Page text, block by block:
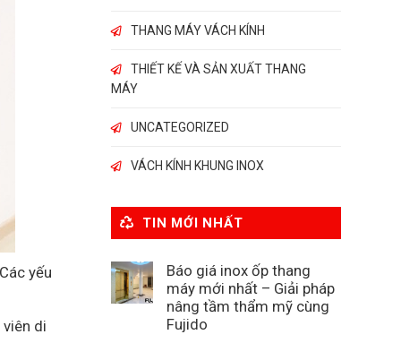
yếu
di
THANG MÁY VÁCH KÍNH
THIẾT KẾ VÀ SẢN XUẤT THANG
MÁY
UNCATEGORIZED
VÁCH KÍNH KHUNG INOX
TIN MỚI NHẤT
Báo giá inox ốp thang
máy mới nhất – Giải pháp
nâng tầm thẩm mỹ cùng
Fujido